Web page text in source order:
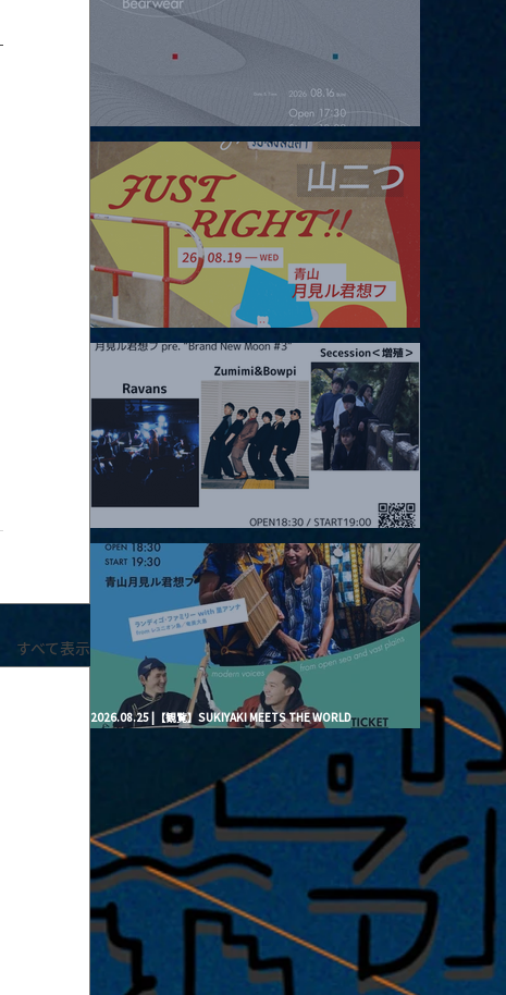
すべて表示
2026.08.16 |【観覧】夜）four dots vol.2
2026.08.19 |【観覧】JUST RIGHT!! vol.27
2026.08.20 |【観覧】月見ル君想フpre. “Brand New Moon #3”
2026.08.25 |【観覧】SUKIYAKI MEETS THE WORLD
presentsLINDIGO FAMILY with ANNA SATO, ODUCHU modern
voices from open sea and vast plains